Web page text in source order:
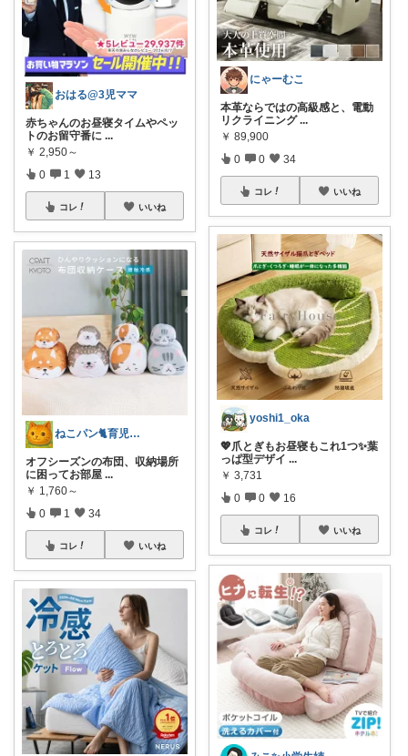
おはる@3児ママ
赤ちゃんのお昼寝タイムやペッ
トのお留守番に ...
￥ 2,950～
0 1 13
コレ いいね
ねこパン🐈育児お助け
オフシーズンの布団、収納場所
に困ってお部屋 ...
￥ 1,760～
0 1 34
コレ いいね
にゃーむこ
本革ならではの高級感と、電動
リクライニング ...
￥ 89,900
0 0 34
コレ いいね
yoshi1_oka
💖爪とぎもお昼寝もこれ1つ✨葉
っぱ型デザイ ...
￥ 3,731
0 0 16
コレ いいね